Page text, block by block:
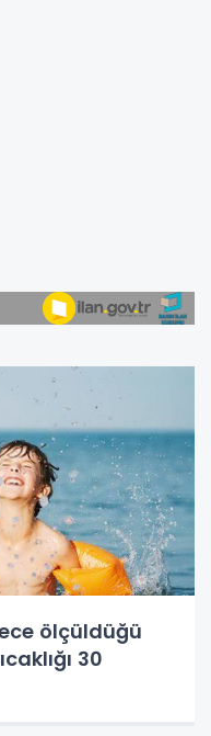
ölçüldüğü
30